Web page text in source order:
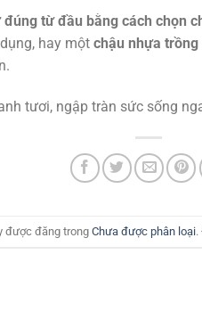
từ đầu bằng cách chọn
hay một chậu nhựa trồng
tươi, ngập tràn sức sống
được đăng trongChưa được phân loại.